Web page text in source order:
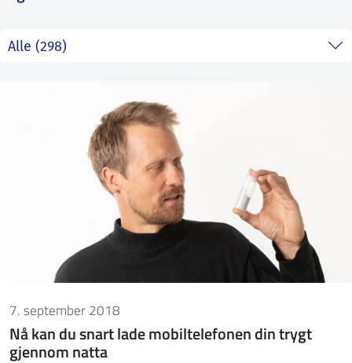
7. september 2018
Nå kan du snart lade mobiltelefonen din trygt
gjennom natta